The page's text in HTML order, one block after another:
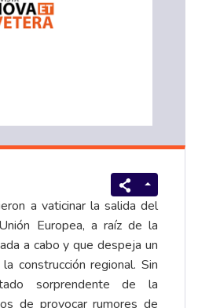
a vaticinar la salida del
Europea, a raíz de la
a cabo y que despeja un
construcción regional. Sin
sorprendente de la
de provocar rumores de